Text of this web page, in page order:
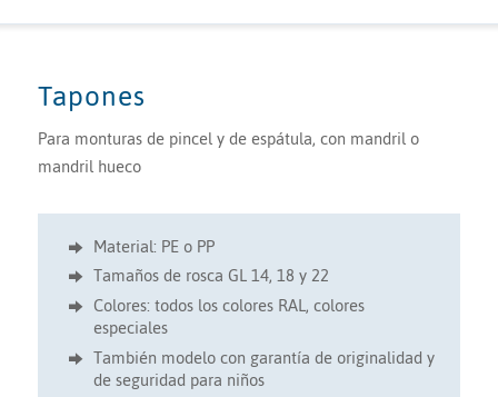
Tapones
Para monturas de pincel y de espátula, con mandril o
mandril hueco
Material: PE o PP
Tamaños de rosca GL 14, 18 y 22
Colores: todos los colores RAL, colores
especiales
También modelo con garantía de originalidad y
de seguridad para niños